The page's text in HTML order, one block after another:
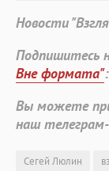
Новости
Подпишитесь
Вне формата"
Вы можете
наш
Сегей Люлин